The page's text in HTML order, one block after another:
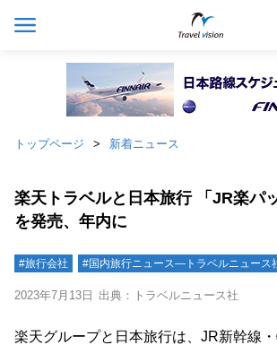
トップページ 新着ニュース
楽天トラベルと日本旅行 「JR楽パ
を発売、年内に
#旅行会社 #国内旅行ニュース―トラベルニュース
2023年7月13日 出典：トラベルニュース社
楽天グループと日本旅行は、JR新幹線